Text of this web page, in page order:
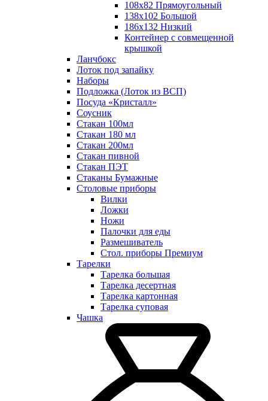
108х82 Прямоугольный
138х102 Большой
186х132 Низкий
Контейнер с совмещенной
крышкой
Ланчбокс
Лоток под запайку
Наборы
Подложка (Лоток из ВСП)
Посуда «Кристалл»
Соусник
Стакан 100мл
Стакан 180 мл
Стакан 200мл
Стакан пивной
Стакан ПЭТ
Стаканы Бумажные
Столовые приборы
Вилки
Ложки
Ножи
Палочки для еды
Размешиватель
Стол. приборы Премиум
Тарелки
Тарелка большая
Тарелка десертная
Тарелка картонная
Тарелка суповая
Чашка